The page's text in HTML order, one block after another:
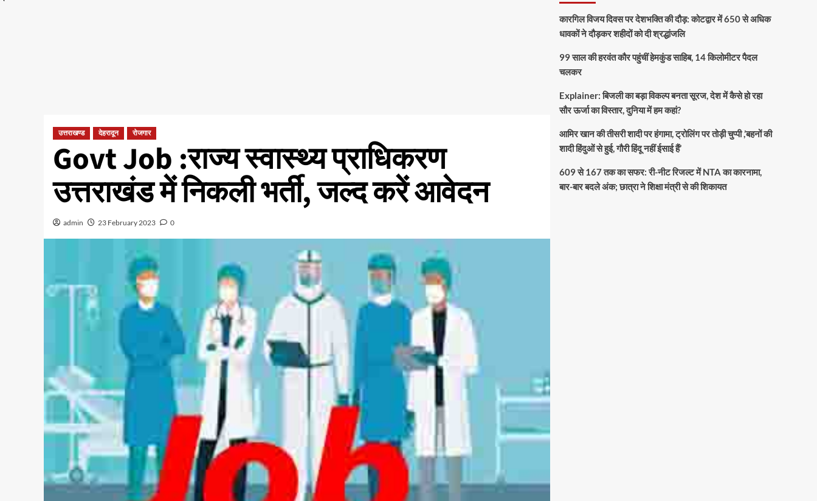
उत्तराखण्ड देहरादून रोजगार
Govt Job :राज्य स्वास्थ्य प्राधिकरण
उत्तराखंड में निकली भर्ती, जल्द करें आवेदन
admin 23 February 2023 0
कारगिल विजय दिवस पर देशभक्ति की दौड़: कोटद्वार में 650 से अधिक
धावकों ने दौड़कर शहीदों को दी श्रद्धांजलि
99 साल की हरवंत कौर पहुंचीं हेमकुंड साहिब, 14 किलोमीटर पैदल
चलकर
Explainer: बिजली का बड़ा विकल्प बनता सूरज, देश में कैसे हो रहा
सौर ऊर्जा का विस्तार, दुनिया में हम कहां?
आमिर खान की तीसरी शादी पर हंगामा, ट्रोलिंग पर तोड़ी चुप्पी ,’बहनों की
शादी हिंदुओं से हुई, गौरी हिंदू नहीं ईसाई हैं’
609 से 167 तक का सफर: री-नीट रिजल्ट में NTA का कारनामा,
बार-बार बदले अंक; छात्रा ने शिक्षा मंत्री से की शिकायत